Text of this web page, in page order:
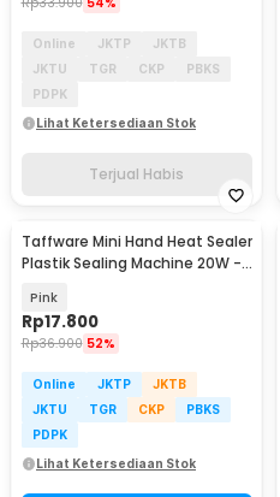
Online JKTP
JKTB
JKTU
TGR CKP
PBKS
PDPK
Lihat Ketersediaan Stok
Terjual Habis
Taffware Mini Hand Heat Sealer
Plastik Sealing Machine 20W -
Pink
Rp17.800
Rp36.900 52%
Online JKTP
JKTB
JKTU
TGR CKP
PBKS
PDPK
Lihat Ketersediaan Stok